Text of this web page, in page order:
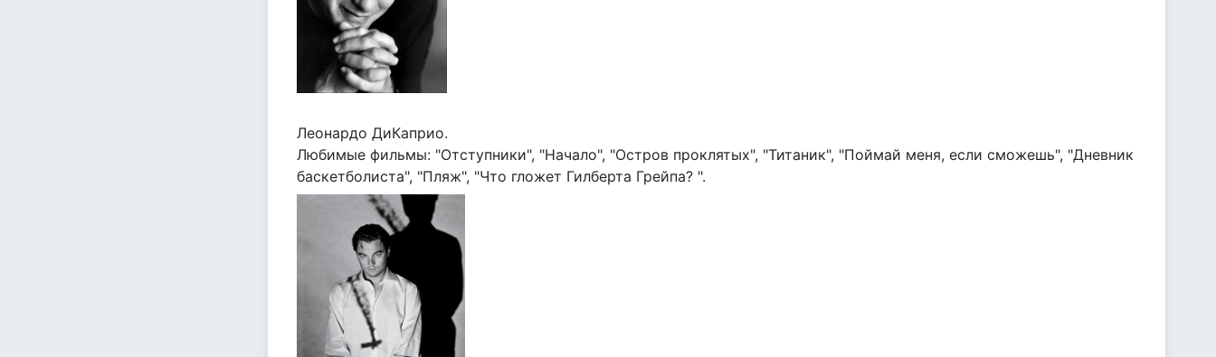
Леонардо ДиКаприо.
Любимые фильмы: "Отступники", "Начало", "Остров проклятых", "Титаник", "Поймай меня, если сможешь", "Дневник
баскетболиста", "Пляж", "Что гложет Гилберта Грейпа? ".